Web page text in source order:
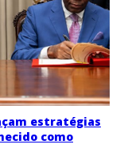
estratégias
como